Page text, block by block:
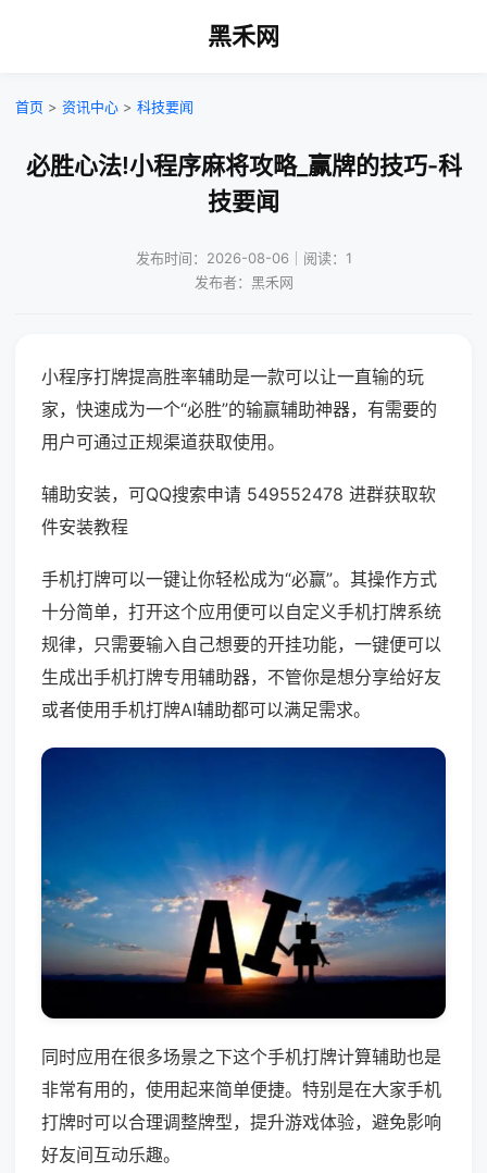
黑禾网
首页 > 资讯中心 > 科技要闻
必胜心法!小程序麻将攻略_赢牌的技巧-科
技要闻
发布时间：2026-08-06｜阅读：1
发布者：黑禾网
小程序打牌提高胜率辅助是一款可以让一直输的玩
家，快速成为一个“必胜”的输赢辅助神器，有需要的
用户可通过正规渠道获取使用。
辅助安装，可QQ搜索申请 549552478 进群获取软
件安装教程
手机打牌可以一键让你轻松成为“必赢”。其操作方式
十分简单，打开这个应用便可以自定义手机打牌系统
规律，只需要输入自己想要的开挂功能，一键便可以
生成出手机打牌专用辅助器，不管你是想分享给好友
或者使用手机打牌AI辅助都可以满足需求。
同时应用在很多场景之下这个手机打牌计算辅助也是
非常有用的，使用起来简单便捷。特别是在大家手机
打牌时可以合理调整牌型，提升游戏体验，避免影响
好友间互动乐趣。